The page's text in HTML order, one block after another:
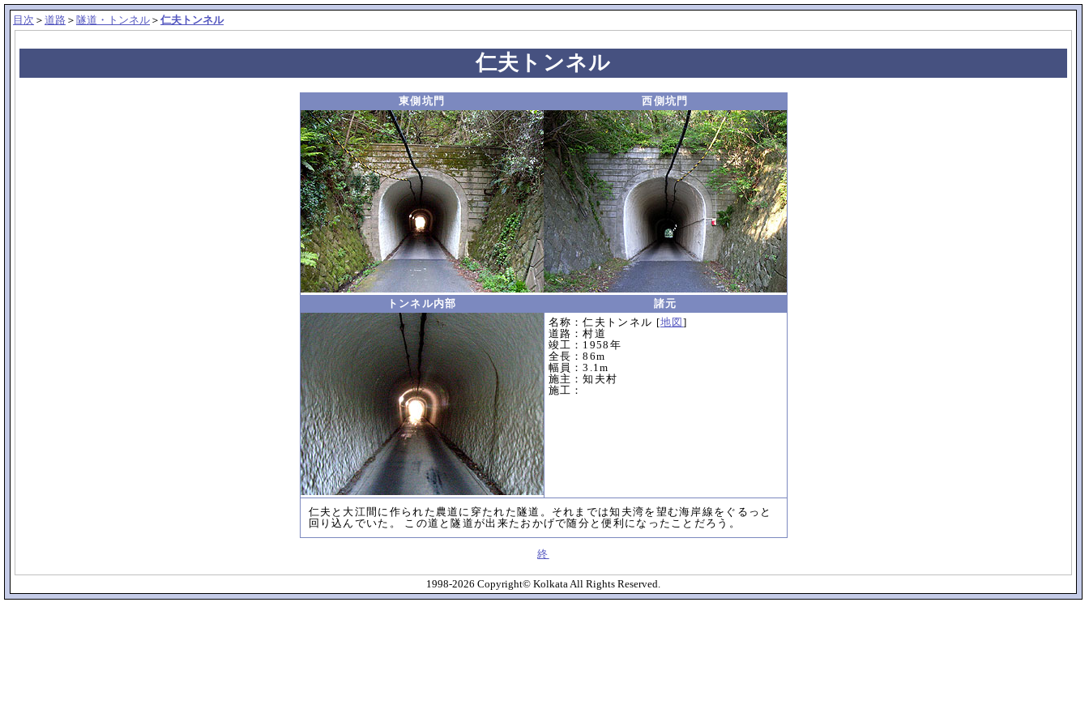
目次 ＞ 道路 ＞ 隧道・トンネル ＞ 仁夫トンネル
仁夫トンネル
東側坑門 西側坑門
トンネル内部
諸元
名称：仁夫トンネル [地図]
道路：村道
竣工：1958年
全長：86m
幅員：3.1m
施主：知夫村
施工：
仁夫と大江間に作られた農道に穿たれた隧道。それまでは知夫湾を望む海岸線をぐるっと
回り込んでいた。 この道と隧道が出来たおかげで随分と便利になったことだろう。
終
1998-2026 Copyright© Kolkata All Rights Reserved.